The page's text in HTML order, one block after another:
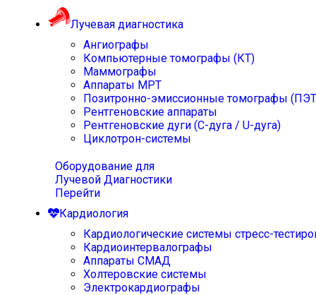
Лучевая диагностика
Ангиографы
Компьютерные томографы (КТ)
Маммографы
Аппараты МРТ
Позитронно-эмиссионные томографы
Рентгеновские аппараты
Рентгеновские дуги (С-дуга / U-дуга)
Циклотрон-системы
Оборудование для
Лучевой Диагностики
Перейти
Кардиология
Кардиологические системы стресс-
Кардиоинтервалографы
Аппараты СМАД
Холтеровские системы
Электрокардиографы